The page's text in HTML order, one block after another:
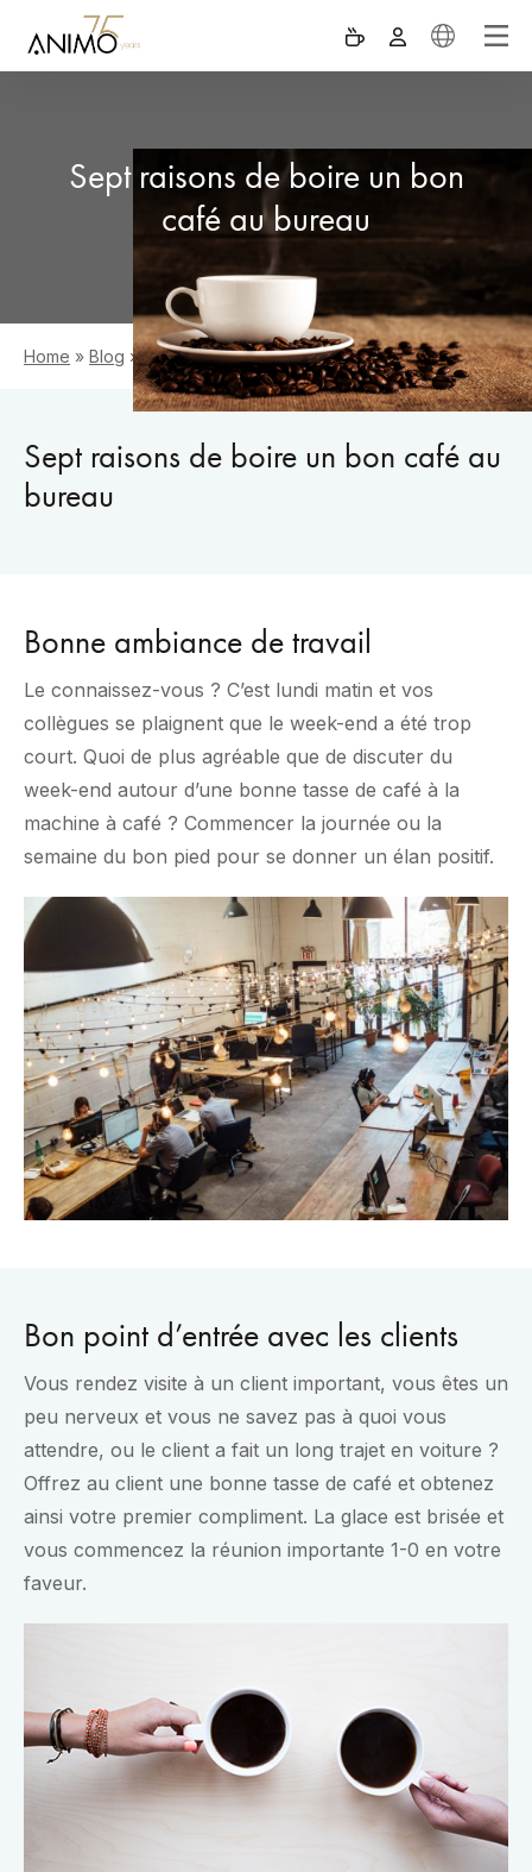
Sept raisons de boire un bon
café au bureau
Home » Blog »Sept raisons de boire un bon café au bureau
Sept raisons de boire un bon café au
bureau
Bonne ambiance de travail
Le connaissez-vous ? C’est lundi matin et vos
collègues se plaignent que le week-end a été trop
court. Quoi de plus agréable que de discuter du
week-end autour d’une bonne tasse de café à la
machine à café ? Commencer la journée ou la
semaine du bon pied pour se donner un élan positif.
Bon point d’entrée avec les clients
Vous rendez visite à un client important, vous êtes un
peu nerveux et vous ne savez pas à quoi vous
attendre, ou le client a fait un long trajet en voiture ?
Offrez au client une bonne tasse de café et obtenez
ainsi votre premier compliment. La glace est brisée et
vous commencez la réunion importante 1-0 en votre
faveur.